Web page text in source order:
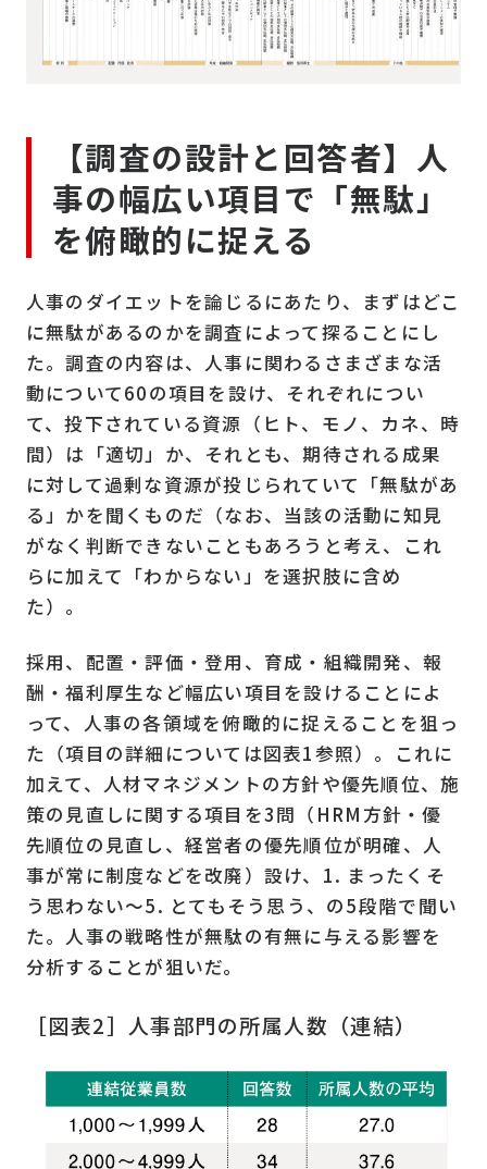
【調査の設計と回答者】人
事の幅広い項目で「無駄」
を俯瞰的に捉える
人事のダイエットを論じるにあたり、まずはどこ
に無駄があるのかを調査によって探ることにし
た。調査の内容は、人事に関わるさまざまな活
動について60の項目を設け、それぞれについ
て、投下されている資源（ヒト、モノ、カネ、時
間）は「適切」か、それとも、期待される成果
に対して過剰な資源が投じられていて「無駄があ
る」かを聞くものだ（なお、当該の活動に知見
がなく判断できないこともあろうと考え、これ
らに加えて「わからない」を選択肢に含め
た）。
採用、配置・評価・登用、育成・組織開発、報
酬・福利厚生など幅広い項目を設けることによ
って、人事の各領域を俯瞰的に捉えることを狙っ
た（項目の詳細については図表1参照）。これに
加えて、人材マネジメントの方針や優先順位、施
策の見直しに関する項目を3問（ HRM 方針・優
先順位の見直し、経営者の優先順位が明確、人
事が常に制度などを改廃）設け、 1. まったくそ
う思わない〜5. とてもそう思う、の5段階で聞い
た。人事の戦略性が無駄の有無に与える影響を
分析することが狙いだ。
［図表2］人事部門の所属人数（連結）